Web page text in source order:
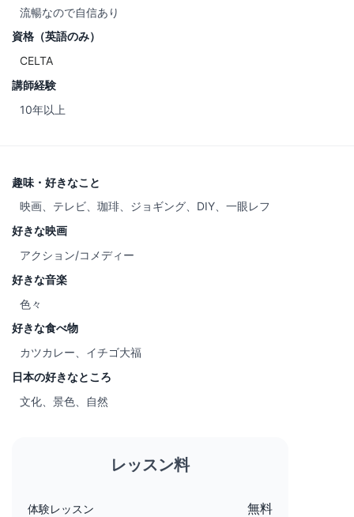
流暢なので自信あり
資格（英語のみ）
CELTA
講師経験
10年以上
趣味・好きなこと
映画、テレビ、珈琲、ジョギング、DIY、一眼レフ
好きな映画
アクション/コメディー
好きな音楽
色々
好きな食べ物
カツカレー、イチゴ大福
日本の好きなところ
文化、景色、自然
レッスン料
体験レッスン 無料